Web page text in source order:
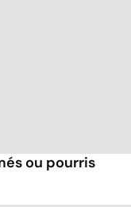
ou pourris